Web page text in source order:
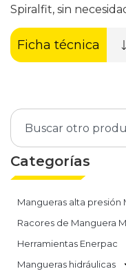
Spiralfit, sin
Ficha técnica
Categorías
Mangueras alta presión
Racores de Manguera
Herramientas Enerpac
Mangueras hidráulicas